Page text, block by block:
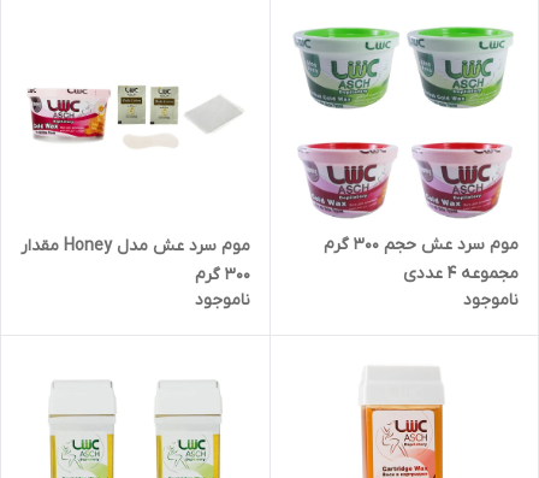
موم سرد عش حجم 300 گرم
مجموعه 4 عددی
ناموجود
موم سرد عش مدل Honey مقدار
300 گرم
ناموجود